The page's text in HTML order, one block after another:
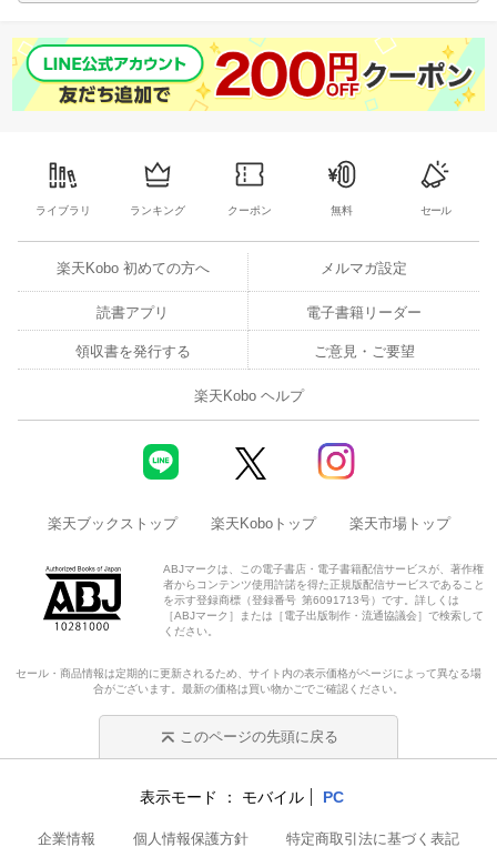
ライブラリ ランキング クーポン 無料 セール
楽天Kobo 初めての方へ メルマガ設定
読書アプリ 電子書籍リーダー
領収書を発行する ご意見・ご要望
楽天Kobo ヘルプ
楽天ブックストップ 楽天Koboトップ 楽天市場トップ
ABJマークは、この電子書店・電子書籍配信サービスが、著作権
者からコンテンツ使用許諾を得た正規版配信サービスであること
を示す登録商標（登録番号 第6091713号）です。詳しくは
［ABJマーク］または［電子出版制作・流通協議会］で検索して
ください。
セール・商品情報は定期的に更新されるため、サイト内の表示価格がページによって異なる場
合がございます。最新の価格は買い物かごでご確認ください。
このページの先頭に戻る
表示モード モバイル PC
企業情報 個人情報保護方針 特定商取引法に基づく表記